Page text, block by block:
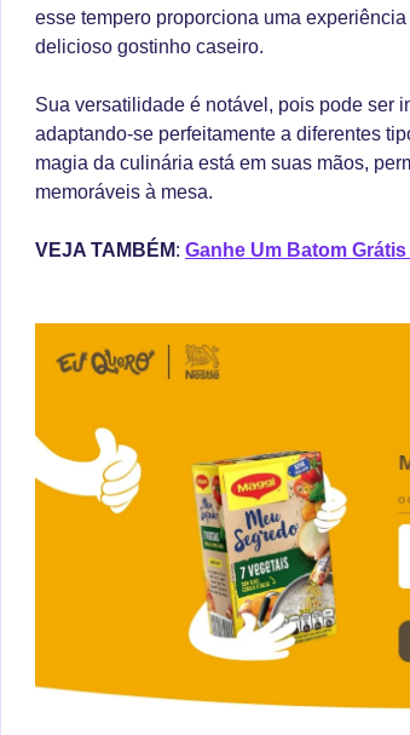
esse tempero proporciona uma
delicioso gostinho caseiro.
Sua versatilidade é notável, pois pode ser
adaptando-se perfeitamente a diferentes
magia da culinária está em suas mãos,
memoráveis à mesa.
VEJA TAMBÉM: Ganhe Um Batom